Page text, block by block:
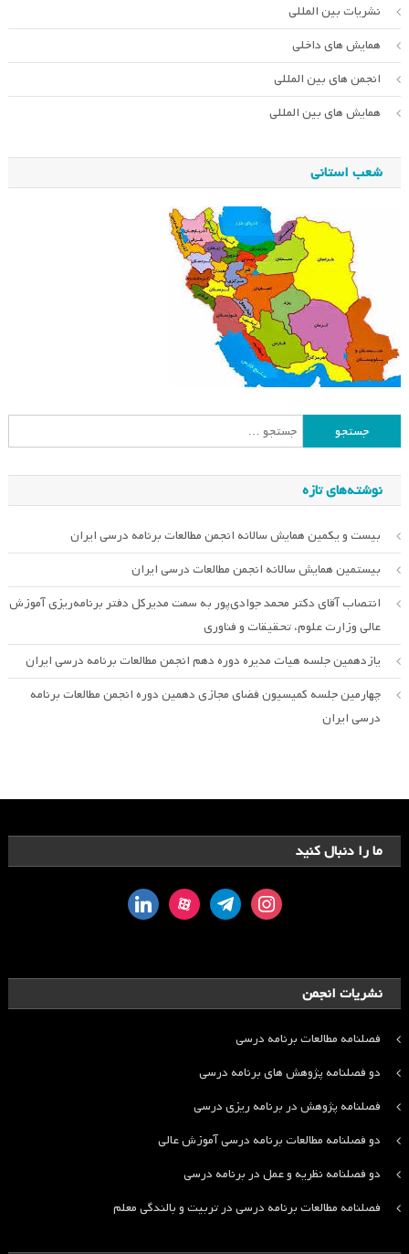
نشریات بین المللی
همایش های داخلی
انجمن های بین المللی
همایش های بین المللی
شعب استانی
جستجو
برای:
نوشته‌های تازه
بیست و یکمین همایش سالانه انجمن مطالعات برنامه درسی ایران
بیستمین همایش سالانه انجمن مطالعات درسی ایران
انتصاب آقای دکتر محمد جوادی‌پور به سمت مدیرکل دفتر برنامه‌ریزی آموزش
عالی وزارت علوم، تحقیقات و فناوری
یازدهمین جلسه هیات مدیره دوره دهم انجمن مطالعات برنامه درسی ایران
چهارمین جلسه کمیسیون فضای مجازی دهمین دوره انجمن مطالعات برنامه
درسی ایران
ما را دنبال کنید
instagram
telegram
aparat
linkedin
نشریات انجمن
فصلنامه مطالعات برنامه درسی
دو فصلنامه پژوهش های برنامه درسی
فصلنامه پژوهش در برنامه ریزی درسی
دو فصلنامه مطالعات برنامه درسی آموزش عالی
دو فصلنامه نظریه و عمل در برنامه درسی
فصلنامه مطالعات برنامه درسی در تربیت و بالندگی معلم